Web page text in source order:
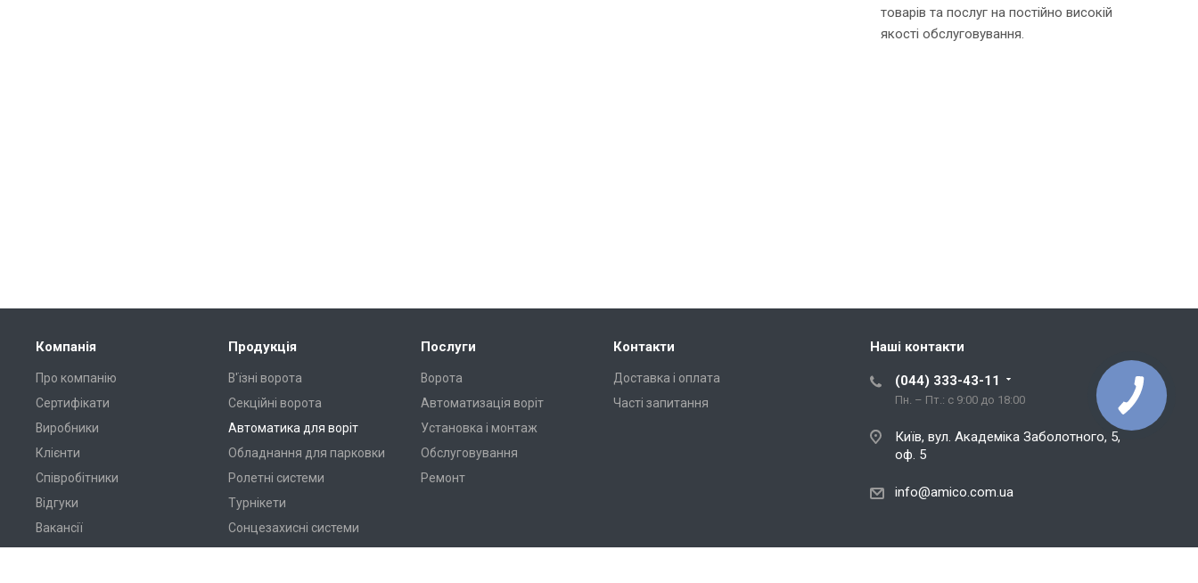
товарів та послуг на постійно високій
якості обслуговування.
Компанія
Про компанію
Сертифікати
Виробники
Клієнти
Співробітники
Відгуки
Вакансії
Продукція
В'їзні ворота
Секційні ворота
Автоматика для воріт
Обладнання для парковки
Ролетні системи
Турнікети
Сонцезахисні системи
Послуги
Ворота
Автоматизація воріт
Установка і монтаж
Обслуговування
Ремонт
Контакти
Доставка і оплата
Часті запитання
Наші контакти
(044) 333-43-11
Пн. – Пт.: с 9:00 до 18:00
Київ, вул. Академіка Заболотного, 5,
оф. 5
info@amico.com.ua